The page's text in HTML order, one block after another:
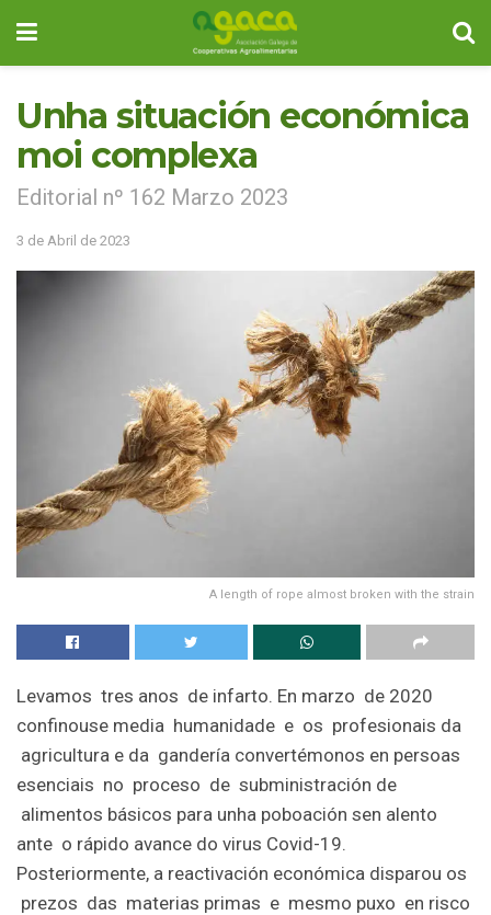
Unha situación económica
moi complexa
Editorial nº 162 Marzo 2023
3 de Abril de 2023
A length of rope almost broken with the strain
Levamos tres anos de infarto. En marzo de 2020
confinouse media humanidade e os profesionais da
agricultura e da gandería convertémonos en persoas
esenciais no proceso de subministración de
alimentos básicos para unha poboación sen alento
ante o rápido avance do virus Covid-19.
Posteriormente, a reactivación económica disparou os
prezos das materias primas e mesmo puxo en risco